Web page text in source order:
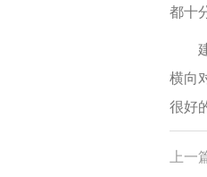
都十
建
横向
很好
上一